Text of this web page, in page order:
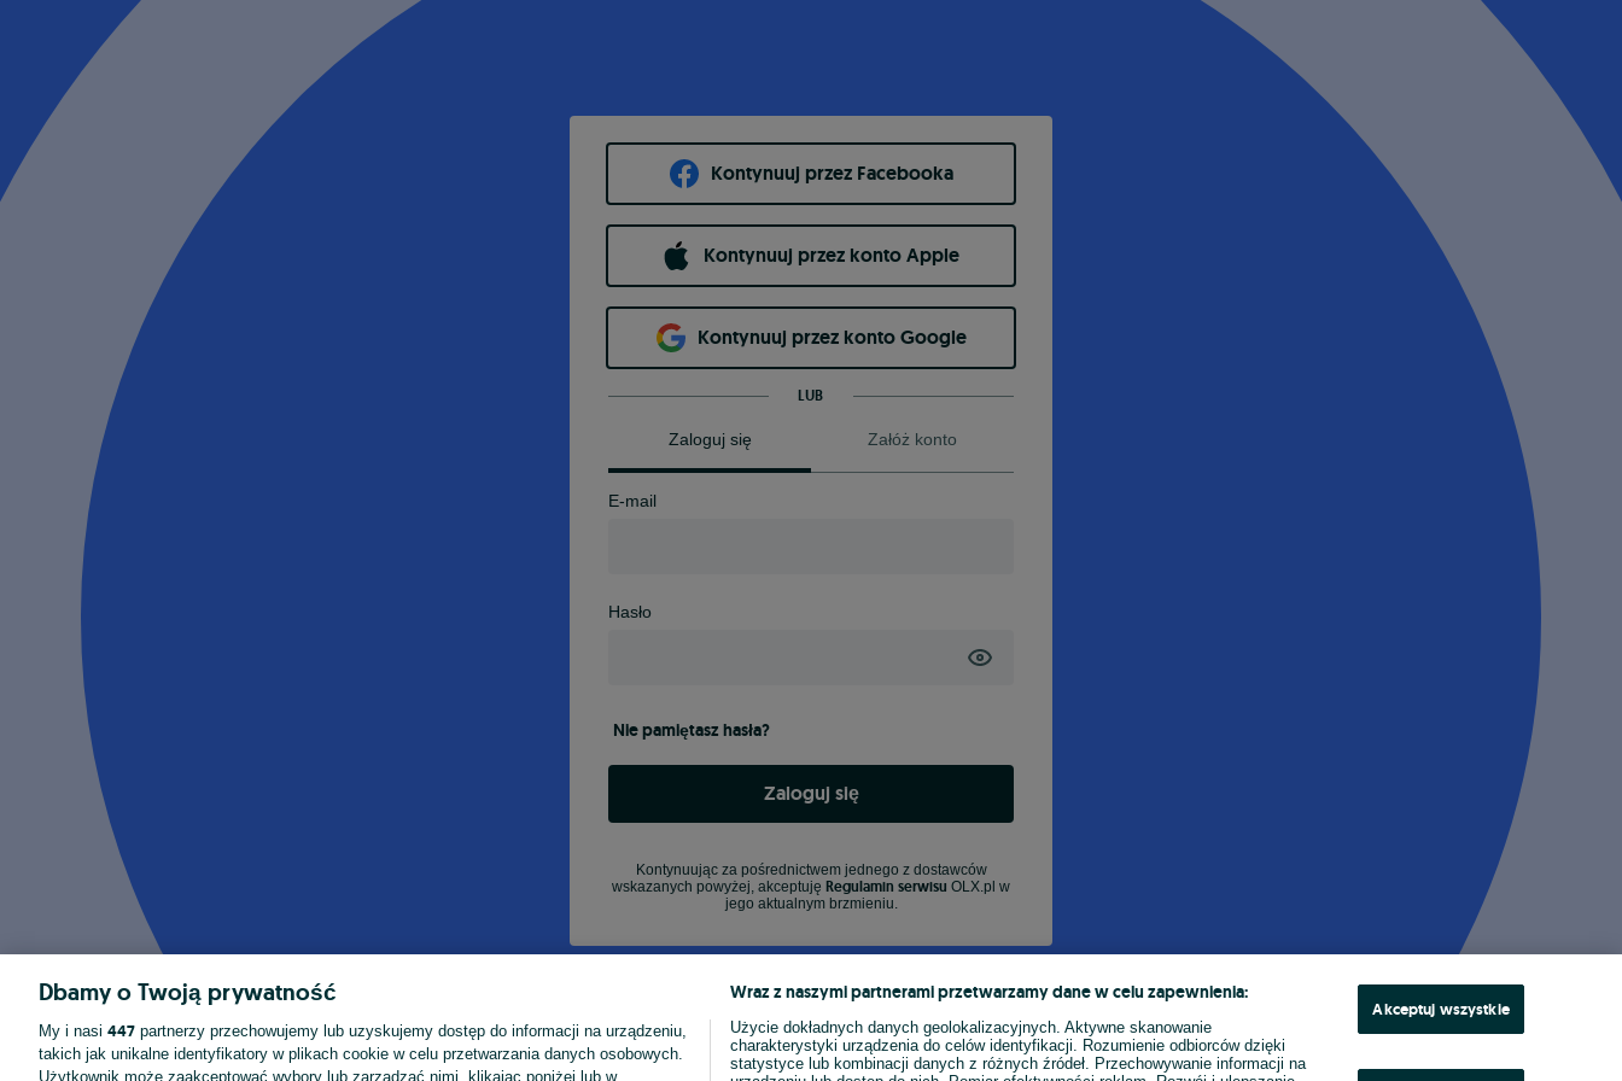
Kontynuuj przez Facebooka
Kontynuuj przez konto Apple
Kontynuuj przez konto Google
LUB
Zaloguj się Załóż konto
E-mail
Hasło
Nie pamiętasz hasła?
Zaloguj się
Kontynuując za pośrednictwem jednego z dostawców
wskazanych powyżej, akceptuję Regulamin serwisu OLX.pl w
jego aktualnym brzmieniu.
Dbamy o Twoją prywatność
My i nasi 447 partnerzy przechowujemy lub uzyskujemy dostęp do informacji na urządzeniu,
takich jak unikalne identyfikatory w plikach cookie w celu przetwarzania danych osobowych.
Użytkownik może zaakceptować wybory lub zarządzać nimi, klikając poniżej lub w
Wraz z naszymi partnerami przetwarzamy dane w celu zapewnienia:
Użycie dokładnych danych geolokalizacyjnych. Aktywne skanowanie
charakterystyki urządzenia do celów identyfikacji. Rozumienie odbiorców dzięki
statystyce lub kombinacji danych z różnych źródeł. Przechowywanie informacji na
Akceptuj wszystkie